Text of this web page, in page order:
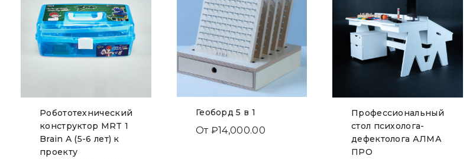
Робототехнический
конструктор MRT 1
Brain A (5-6 лет) к
проекту
Геоборд 5 в 1
От ₽14,000.00
Профессиональный
стол психолога-
дефектолога АЛМА
ПРО